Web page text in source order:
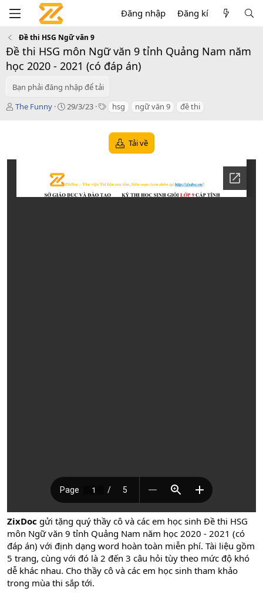
Đăng nhập Đăng kí
Đề thi HSG Ngữ văn 9
Đề thi HSG môn Ngữ văn 9 tỉnh Quảng Nam năm
học 2020 - 2021 (có đáp án)
Bạn phải đăng nhập để tải
T
ả
The Funny
C
29/3/23
T
s
hsg ngữ văn 9 đề thi
Tải về
ZixDoc gửi tặng quý thầy cô và các em học sinh Đề thi HSG
môn Ngữ văn 9 tỉnh Quảng Nam năm học 2020 - 2021 (có
đáp án) với định dạng word hoàn toàn miễn phí. Tài liệu gồm
5 trang, cùng với đó là 2 đến 3 câu hỏi tùy theo mức độ khó
dễ khác nhau. Cho thầy cô và các em học sinh tham khảo
trong mùa thi sắp tới.